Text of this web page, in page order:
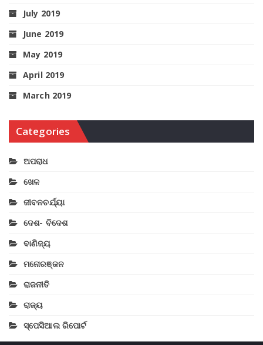
July 2019
June 2019
May 2019
April 2019
March 2019
Categories
ଅପରାଧ
ଖେଳ
ଜୀବନଚର୍ଯ୍ୟା
ଦେଶ- ବିଦେଶ
ବାଣିଜ୍ୟ
ମନୋରଞ୍ଜନ
ରାଜନୀତି
ରାଜ୍ୟ
ସ୍ପେସିଆଲ ରିପୋର୍ଟ